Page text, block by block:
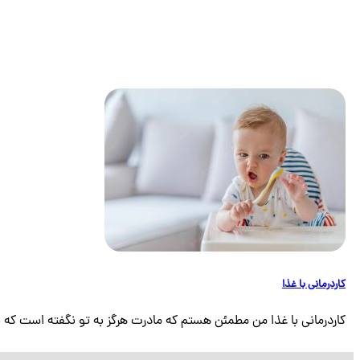
کاردرمانی با غذا
کاردرمانی با غذا من مطمئن هستم که مادرت هرگز به تو نگفته است که